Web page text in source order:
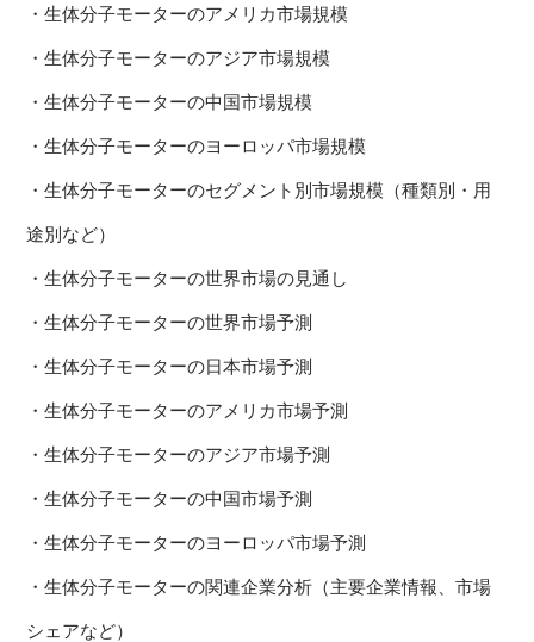
・生体分子モーターのアメリカ市場規模
・生体分子モーターのアジア市場規模
・生体分子モーターの中国市場規模
・生体分子モーターのヨーロッパ市場規模
・生体分子モーターのセグメント別市場規模（種類別・用
途別など）
・生体分子モーターの世界市場の見通し
・生体分子モーターの世界市場予測
・生体分子モーターの日本市場予測
・生体分子モーターのアメリカ市場予測
・生体分子モーターのアジア市場予測
・生体分子モーターの中国市場予測
・生体分子モーターのヨーロッパ市場予測
・生体分子モーターの関連企業分析（主要企業情報、市場
シェアなど）